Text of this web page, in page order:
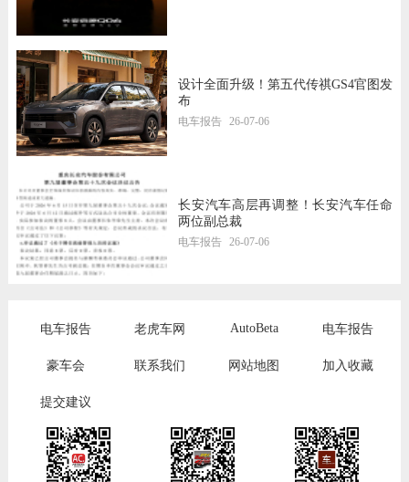
设计全面升级！第五代传祺GS4官图发
布
电车报告 26-07-06
长安汽车高层再调整！长安汽车任命
两位副总裁
电车报告 26-07-06
电车报告 老虎车网 AutoBeta 电车报告
豪车会 联系我们 网站地图 加入收藏
提交建议